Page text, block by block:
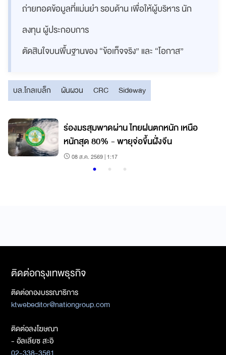
ถ่ายทอดข้อมูลที่แม่นยำ รอบด้าน เพื่อให้ผู้บริหาร นัก
ลงทุน ผู้ประกอบการ
ตัดสินใจบนพื้นฐานของ “ข้อเท็จจริง” และ “โอกาส”
บล.โกลเบล็ก ผันผวน CRC Sideway
ร่องมรสุมพาดผ่าน ไทยฝนตกหนัก เหนือ
หนักสุด 80% - พายุจ่อขึ้นฝั่งจีน
08 ส.ค. 2569 | 1:17
ติดต่อกรุงเทพธุรกิจ
ติดต่อกองบรรณาธิการ
ktwebeditor@nationgroup.com
ติดต่อลงโฆษณา
- อัลเลียซ สะอิ